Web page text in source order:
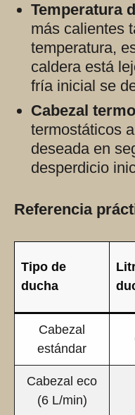
Temperatura
más calientes
temperatura,
caldera está
fría inicial se
Cabezal
termostáticos
deseada en
desperdicio
Referencia
Tipo de
ducha
Cabezal
estándar
Cabezal eco
(6 L/min)